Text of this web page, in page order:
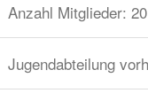
Anzahl Mitglieder: 20
Jugendabteilung